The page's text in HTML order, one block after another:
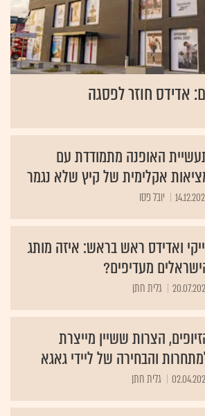
אדידס חוזר לפסגה
האופנה מתמודדת עם
אקלימית של קיץ שלא נגמר
יובל פסו
ואדידס ראש בראש: איזה מותג
מעדיפים?
גלית חתן
הצרות ששיין מייצרת
והבחירה של ליידי גאגא
גלית חתן